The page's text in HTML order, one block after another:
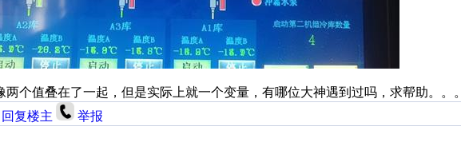
个值叠在了一起，但是实际上就一个变量，有哪位大神遇到过吗，求帮助。。。
回复楼主 举报